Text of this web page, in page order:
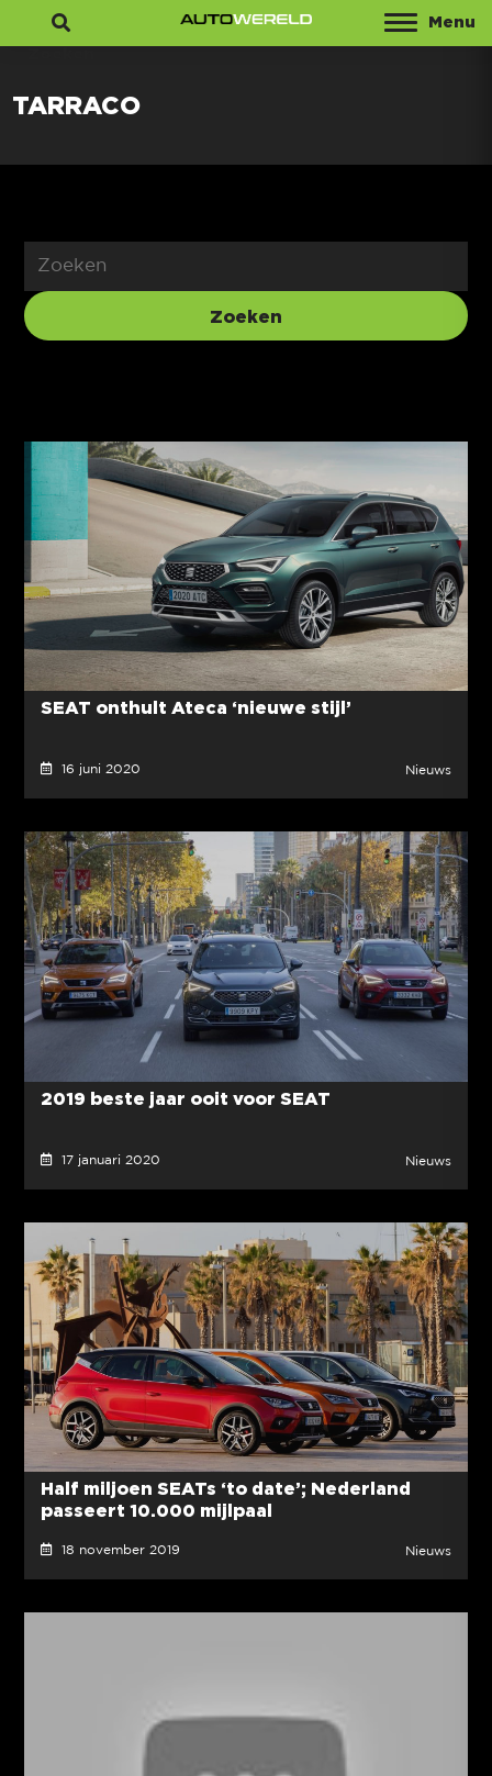
Menu
TARRACO
SEAT onthult Ateca ‘nieuwe stijl’
16 juni 2020 Nieuws
2019 beste jaar ooit voor SEAT
17 januari 2020 Nieuws
Half miljoen SEATs ‘to date’; Nederland
passeert 10.000 mijlpaal
18 november 2019 Nieuws